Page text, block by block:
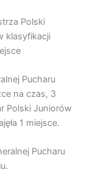
Polski
klasyfikacji
Pucharu
na czas, 3
Polski Juniorów
1 miejsce.
Pucharu